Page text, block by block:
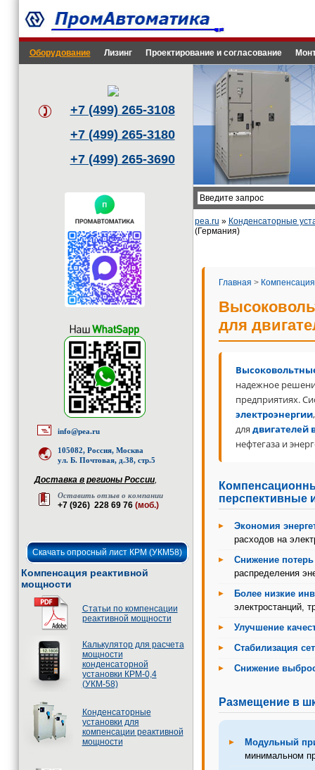
Оборудование Лизинг Проектирование и согласование
+7 (499) 265-3108
+7 (499) 265-3180
+7 (499) 265-3690
info@pea.ru
105082, Россия, Москва
ул. Б. Почтовая, д.38, стр.5
Доставка в регионы России,
Оставить отзыв о компании
+7 (926) 228 69 76 (моб.)
Скачать опросный лист КРМ (УКМ58)
Компенсация реактивной
мощности
Статьи по компенсации
реактивной мощности
Калькулятор для расчета
мощности
конденсаторной
установки КРМ-0,4
(УКМ-58)
Конденсаторные
установки для
компенсации реактивной
мощности
pea.ru » Конденсаторные
(Германия)
Главная >
для
надежное
предприятиях.
электроэнергии
для двигателей
нефтегаза и
перспективные
Экономия
расходов на
Снижение потерь
распределения
Более низкие
электростанций,
Улучшение
Стабилизация
Снижение
Размещение в
Модульный
минимальном